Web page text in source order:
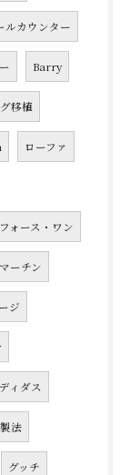
ルカウンター
Barry
移植
ローファ
ォース・ワン
ーチン
ジ
ィダス
法
グッチ